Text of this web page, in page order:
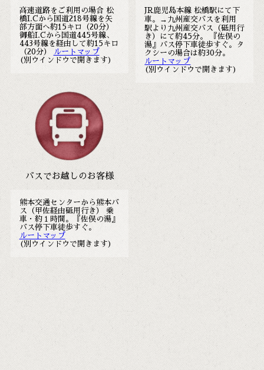
高速道路をご利用の場合 松
橋I.Cから国道218号線を矢
部方面へ約15キロ（20分）
御船I.Cから国道445号線、
443号線を経由して約15キロ
（20分）
ルートマップ
(別ウインドウで開きます)
JR鹿児島本線 松橋駅にて下
車。→九州産交バスを利用
駅より九州産交バス（砥用行
き）にて約45分。 『佐俣の
湯』バス停下車徒歩すぐ。タ
クシーの場合は約30分。
ルートマップ
(別ウインドウで開きます)
バスでお越しのお客様
熊本交通センターから熊本バ
ス（甲佐経由砥用行き） 乗
車・約１時間。『佐俣の湯』
バス停下車徒歩すぐ。
ルートマップ
(別ウインドウで開きます)